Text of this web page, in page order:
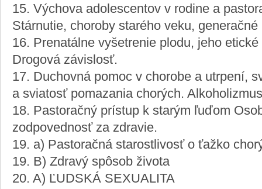
15. Výchova adolescentov v rodine a
Stárnutie, choroby starého veku, generačné
16. Prenatálne vyšetrenie plodu, jeho
Drogová závislosť.
17. Duchovná pomoc v chorobe a utrpení,
a sviatosť pomazania chorých.
18. Pastoračný prístup k starým ľuďom
zodpovednosť za zdravie.
19. a) Pastoračná starostlivosť o ťažko
19. B) Zdravý spôsob života
20. A) ĽUDSKÁ SEXUALITA